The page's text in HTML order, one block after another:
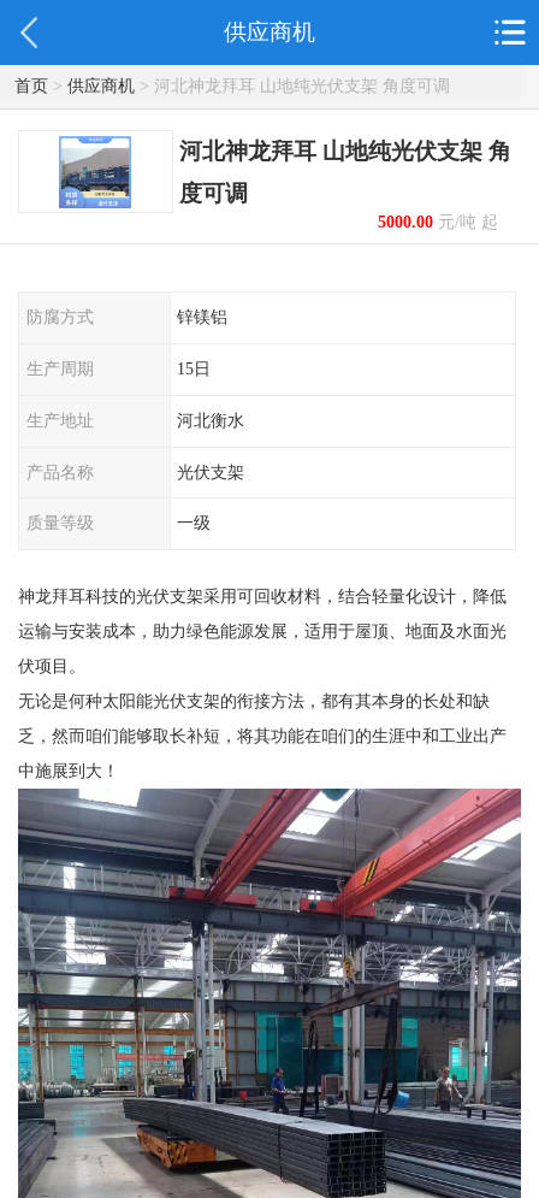
供应商机
首页> 供应商机> 河北神龙拜耳 山地纯光伏支架 角度可调
河北神龙拜耳 山地纯光伏支架 角
度可调
5000.00元/吨 起
防腐方式 锌镁铝
生产周期 15日
生产地址 河北衡水
产品名称 光伏支架
质量等级 一级
神龙拜耳科技的光伏支架采用可回收材料，结合轻量化设计，降低
运输与安装成本，助力绿色能源发展，适用于屋顶、地面及水面光
伏项目。
无论是何种太阳能光伏支架的衔接方法，都有其本身的长处和缺
乏，然而咱们能够取长补短，将其功能在咱们的生涯中和工业出产
中施展到大！